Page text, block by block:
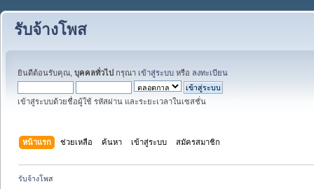
รับจ้างโพส
ยินดีต้อนรับคุณ, บุคคลทั่วไป กรุณา เข้าสู่ระบบ หรือ ลงทะเบียน
เข้าสู่ระบบด้วยชื่อผู้ใช้ รหัสผ่าน และระยะเวลาในเซสชั่น
หน้าแรก ช่วยเหลือ ค้นหา เข้าสู่ระบบ สมัครสมาชิก
รับจ้างโพส